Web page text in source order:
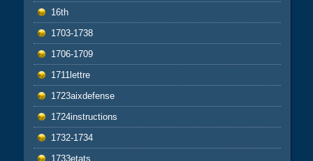
16th
1703-1738
1706-1709
1711lettre
1723aixdefense
1724instructions
1732-1734
1733etats